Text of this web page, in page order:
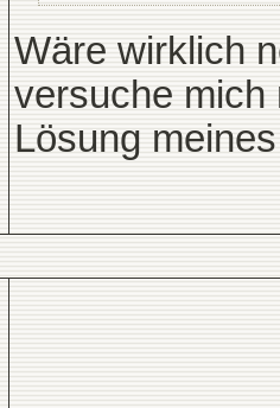
Wäre wirklich
versuche mich
Lösung